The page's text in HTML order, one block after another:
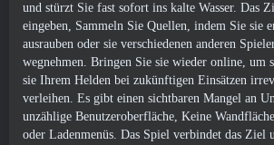
und stürzt Sie fast sofort ins kalte Wasser. Das
eingeben, Sammeln Sie Quellen, indem Sie sie
ausrauben oder sie verschiedenen anderen
wegnehmen. Bringen Sie sie wieder online, um
sie Ihrem Helden bei zukünftigen Einsätzen
verleihen. Es gibt einen sichtbaren Mangel an
unzählige Benutzeroberfläche, Keine
oder Ladenmenüs. Das Spiel verbindet das Ziel